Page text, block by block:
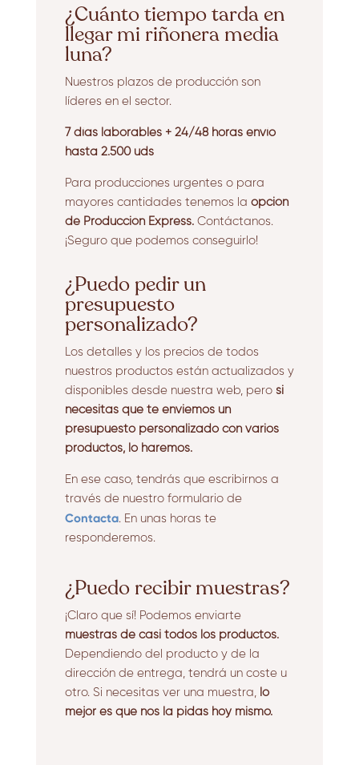
¿Cuánto tiempo tarda en
llegar mi riñonera media
luna?
Nuestros plazos de producción son
líderes en el sector.
7 días laborables + 24/48 horas envío
hasta 2.500 uds
Para producciones urgentes o para
mayores cantidades tenemos la opción
de Producción Express.Contáctanos.
¡Seguro que podemos conseguirlo!
¿Puedo pedir un
presupuesto
personalizado?
Los detalles y los precios de todos
nuestros productos están actualizados y
disponibles desde nuestra web, pero si
necesitas que te enviemos un
presupuesto personalizado con varios
productos, lo haremos.
En ese caso, tendrás que escribirnos a
través de nuestro formulario de
Contacta. En unas horas te
responderemos.
¿Puedo recibir muestras?
¡Claro que sí! Podemos enviarte
muestras de casi todos los productos.
Dependiendo del producto y de la
dirección de entrega, tendrá un coste u
otro. Si necesitas ver una muestra, lo
mejor es que nos la pidas hoy mismo.